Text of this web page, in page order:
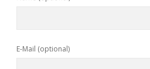
E-Mail (optional)